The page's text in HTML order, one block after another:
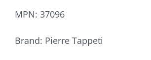
MPN: 37096
Brand: Pierre Tappeti